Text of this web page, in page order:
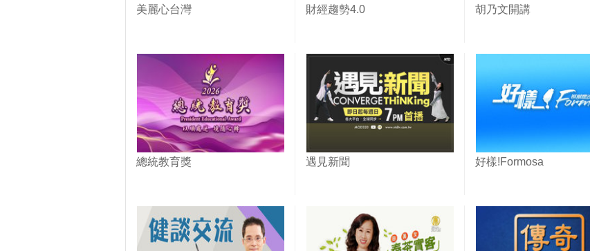
美麗心台灣 財經趨勢4.0 胡乃文開講
總統教育獎 遇見新聞 好樣!Formosa